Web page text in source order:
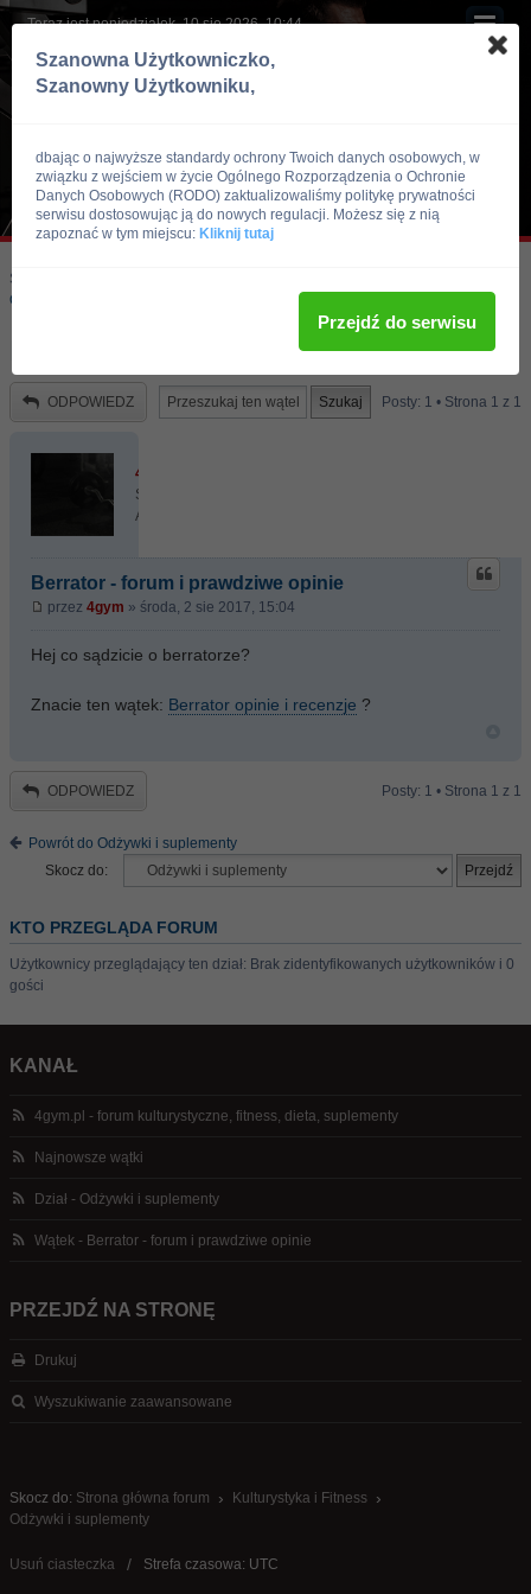
Teraz jest poniedziałek, 10 sie 2026, 10:44
Skocz do:
Odżywki i suplementy
Berrator - forum i prawdziwe opinie
ODPOWIEDZ Posty: 1 • Strona 1 z 1
4gym
Site
Admin
Berrator - forum i prawdziwe opinie
przez 4gym » środa, 2 sie 2017, 15:04
Hej co sądzicie o berratorze?
Znacie ten wątek: Berrator opinie i recenzje ?
ODPOWIEDZ Posty: 1 • Strona 1 z 1
Powrót do Odżywki i suplementy
Skocz do:
KTO PRZEGLĄDA FORUM
Użytkownicy przeglądający ten dział: Brak zidentyfikowanych użytkowników i 0
gości
KANAŁ
4gym.pl - forum kulturystyczne, fitness, dieta, suplementy
Najnowsze wątki
Dział - Odżywki i suplementy
Wątek - Berrator - forum i prawdziwe opinie
PRZEJDŹ NA STRONĘ
Drukuj
Wyszukiwanie zaawansowane
Skocz do: Strona główna forum
Kulturystyka i Fitness
Odżywki i suplementy
Usuń ciasteczka Strefa czasowa: UTC
Szanowna Użytkowniczko,
Szanowny Użytkowniku,
dbając o najwyższe standardy ochrony Twoich danych osobowych, w
związku z wejściem w życie Ogólnego Rozporządzenia o Ochronie
Danych Osobowych (RODO) zaktualizowaliśmy politykę prywatności
serwisu dostosowując ją do nowych regulacji. Możesz się z nią
zapoznać w tym miejscu: Kliknij tutaj
Przejdź do serwisu